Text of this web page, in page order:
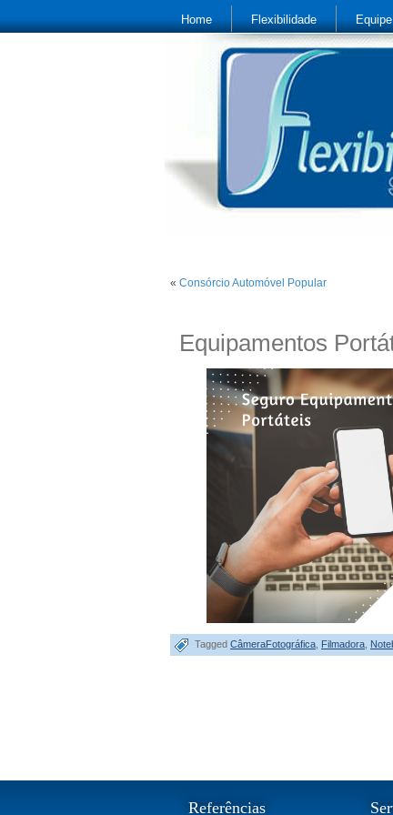
Home Flexibilidade Equipe
« Consórcio Automóvel Popular
Equipamentos
Tagged CâmeraFotográfica Filmadora
Referências